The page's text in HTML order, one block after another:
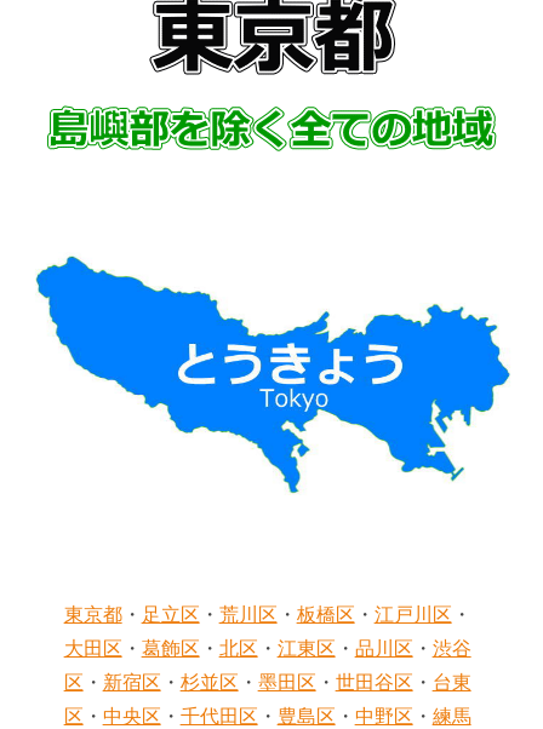
東京都・ 足立区 ・ 荒川区 ・ 板橋区 ・ 江戸川区 ・
大田区 ・ 葛飾区 ・ 北区 ・ 江東区 ・ 品川区 ・ 渋谷
区 ・ 新宿区 ・ 杉並区 ・ 墨田区 ・ 世田谷区 ・ 台東
区 ・ 中央区 ・ 千代田区 ・ 豊島区 ・ 中野区 ・ 練馬